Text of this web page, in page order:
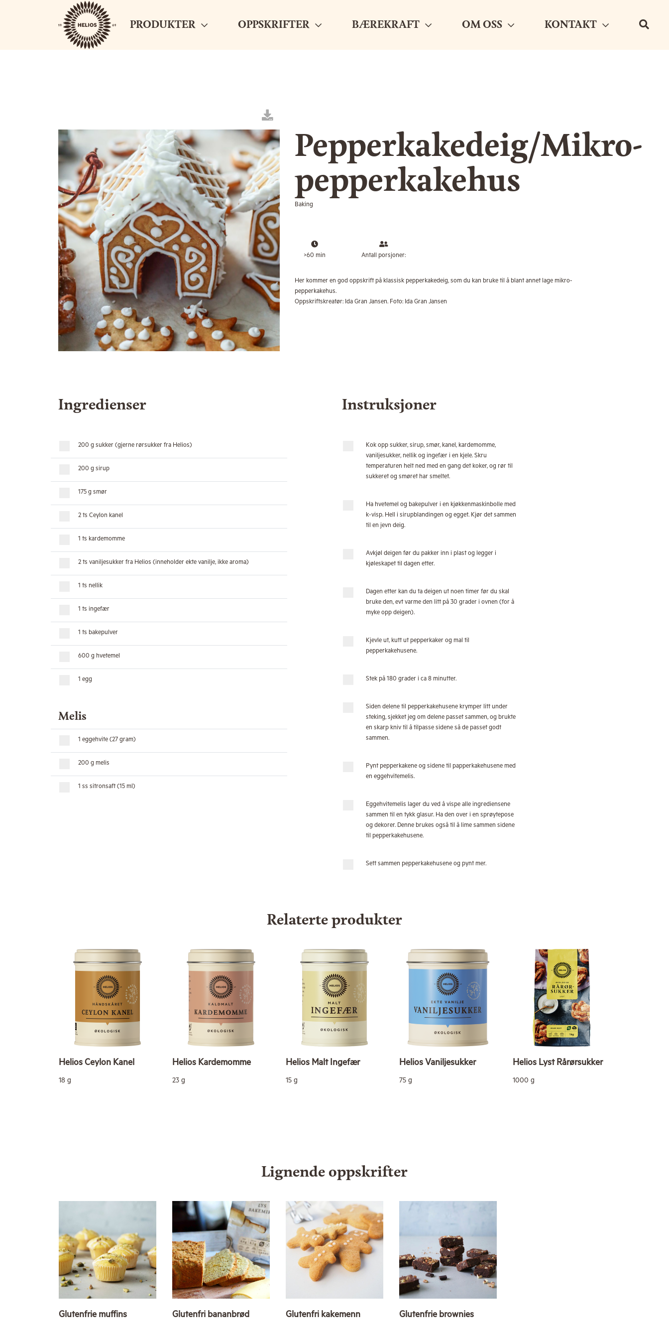
PRODUKTER OPPSKRIFTER BÆREKRAFT OM OSS KONTAKT
Pepperkakedeig/Mikro-
pepperkakehus
Baking
>60 min Antall porsjoner:
Her kommer en god oppskrift på klassisk pepperkakedeig, som du kan bruke til å blant annet lage mikro-
pepperkakehus.
Oppskriftskreatør: Ida Gran Jansen. Foto: Ida Gran Jansen
Ingredienser
200 g sukker (gjerne rørsukker fra Helios)
200 g sirup
175 g smør
2 ts Ceylon kanel
1 ts kardemomme
2 ts vaniljesukker fra Helios (inneholder ekte vanilje, ikke aroma)
1 ts nellik
1 ts ingefær
1 ts bakepulver
600 g hvetemel
1 egg
Melis
1 eggehvite (27 gram)
200 g melis
1 ss sitronsaft (15 ml)
Instruksjoner
Kok opp sukker, sirup, smør, kanel, kardemomme,
vaniljesukker, nellik og ingefær i en kjele. Skru
temperaturen helt ned med en gang det koker, og rør til
sukkeret og smøret har smeltet.
Ha hvetemel og bakepulver i en kjøkkenmaskinbolle med
k-visp. Hell i sirupblandingen og egget. Kjør det sammen
til en jevn deig.
Avkjøl deigen før du pakker inn i plast og legger i
kjøleskapet til dagen etter.
Dagen etter kan du ta deigen ut noen timer før du skal
bruke den, evt varme den litt på 30 grader i ovnen (for å
myke opp deigen).
Kjevle ut, kutt ut pepperkaker og mal til
pepperkakehusene.
Stek på 180 grader i ca 8 minutter.
Siden delene til pepperkakehusene krymper litt under
steking, sjekket jeg om delene passet sammen, og brukte
en skarp kniv til å tilpasse sidene så de passet godt
sammen.
Pynt pepperkakene og sidene til papperkakehusene med
en eggehvitemelis.
Eggehvitemelis lager du ved å vispe alle ingrediensene
sammen til en tykk glasur. Ha den over i en sprøytepose
og dekorer. Denne brukes også til å lime sammen sidene
til pepperkakehusene.
Sett sammen pepperkakehusene og pynt mer.
Relaterte produkter
Helios Ceylon Kanel
18 g
Helios Kardemomme
23 g
Helios Malt Ingefær
15 g
Helios Vaniljesukker
75 g
Helios Lyst Rårørsukker
1000 g
Lignende oppskrifter
Glutenfrie muffins Glutenfri bananbrød Glutenfri kakemenn Glutenfrie brownies